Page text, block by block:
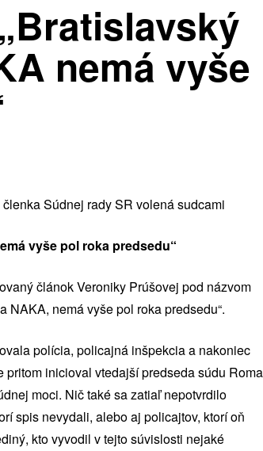
nemá vyše
Súdnej rady SR volená sudcami
vyše pol roka predsedu“
článok Veroniky Prúšovej pod názvom
NAKA, nemá vyše pol roka predsedu“.
polícia, policajná inšpekcia a nakoniec
inicioval vtedajší predseda súdu
moci. Nič také sa zatiaľ nepotvrdilo
spis nevydali, alebo aj policajtov, ktorí oň
kto vyvodil v tejto súvislosti nejaké